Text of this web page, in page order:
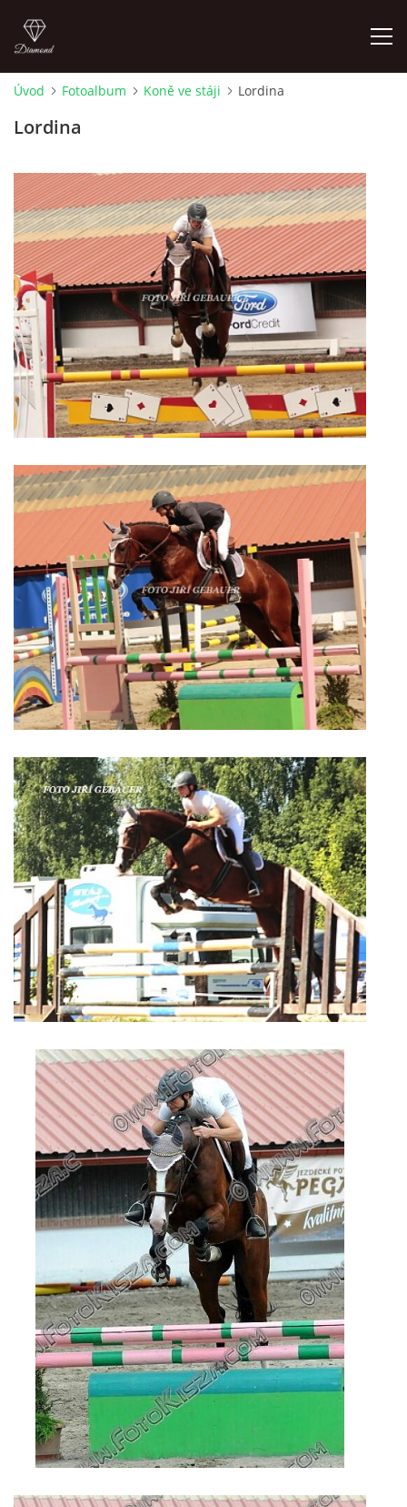
KONTAKT
SLUŽBY
JEŽDĚNÍ PRO VEŘEJNOST
FOTOALBUM
VIDEA
ODKAZY
NOVÝ PŘEKÁŽKOVÝ MATERIÁL
CENÍK SLUŽEB
PŘISPĚVEK ČUS KARVINA -PODPORA SPORTU V
MORAVSKOSLEZSKÉM KRAJI
NEDOSTAVILI NA PODZIMNÍ BRIGÁDU
ČLENOVÉ RYCHVALDU 2023
7:4 (VELKÝ PÁTEK) KROUŽEK NEBUDE
JARNÍ BRIGÁDA 20.5.2023
DNE 17.11.2023 KROUŽEK JEZDECTVÍ NENÍ
NABÍZÍME BRIGÁDU U NÁS VE STÁJI. PRO BLIŽŠÍ INFO
VOLEJTE 604265192
DĚKUJEME ZA PODPORU ČESKÉ UNIÍ SPORTU
JARNÍ BRIGÁDA 20.4 2024
JARNÍ BRIGÁDA SE ODKLÁDÁ.
PÁTEČNÍ KROUŽEK " ŠKOLA JEZDECTVÍ " BUDE ZAHÁJEN
PODZIMNÍ BRIGÁDA 9.11.2024
ČLENOVÉ JK CABALLERO Z RYCHVALDU
VELKÝ PÁTEK-18.4 KROUŽEK BUDE NORMÁLNĚ PROBÍHAT
Úvod Fotoalbum Koně ve stáji Lordina
Lordina